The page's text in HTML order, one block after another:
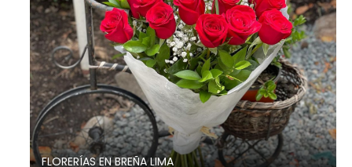
FLORERÍAS EN BREÑA LIMA